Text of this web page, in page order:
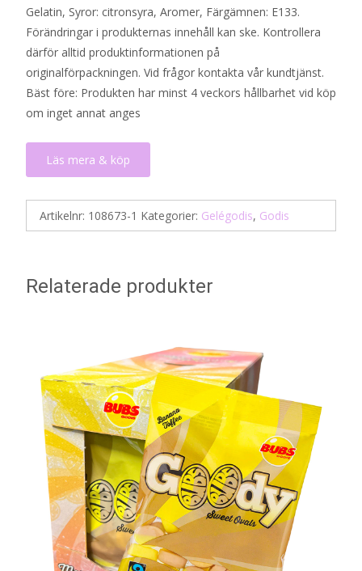
Gelatin, Syror: citronsyra, Aromer, Färgämnen: E133.
Förändringar i produkternas innehåll kan ske. Kontrollera
därför alltid produktinformationen på
originalförpackningen. Vid frågor kontakta vår kundtjänst.
Bäst före: Produkten har minst 4 veckors hållbarhet vid köp
om inget annat anges
Läs mera & köp
Artikelnr: 108673-1 Kategorier: Gelégodis, Godis
Relaterade produkter